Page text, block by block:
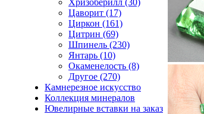
Цаворит (17)
Циркон (161)
Цитрин (69)
Шпинель (230)
Янтарь (10)
Окаменелость (8)
Другое (270)
Камнерезное искусство
Коллекция минералов
Ювелирные вставки на заказ